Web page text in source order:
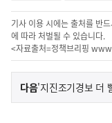
기사 이용 시에는 출처를 반
에 따라 처벌될 수 있습니다.
<자료출처=정책브리핑
이
전
다음기
사